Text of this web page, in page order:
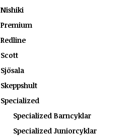
Nishiki
Premium
Redline
Scott
Sjösala
Skeppshult
Specialized
Specialized Barncyklar
Specialized Juniorcyklar